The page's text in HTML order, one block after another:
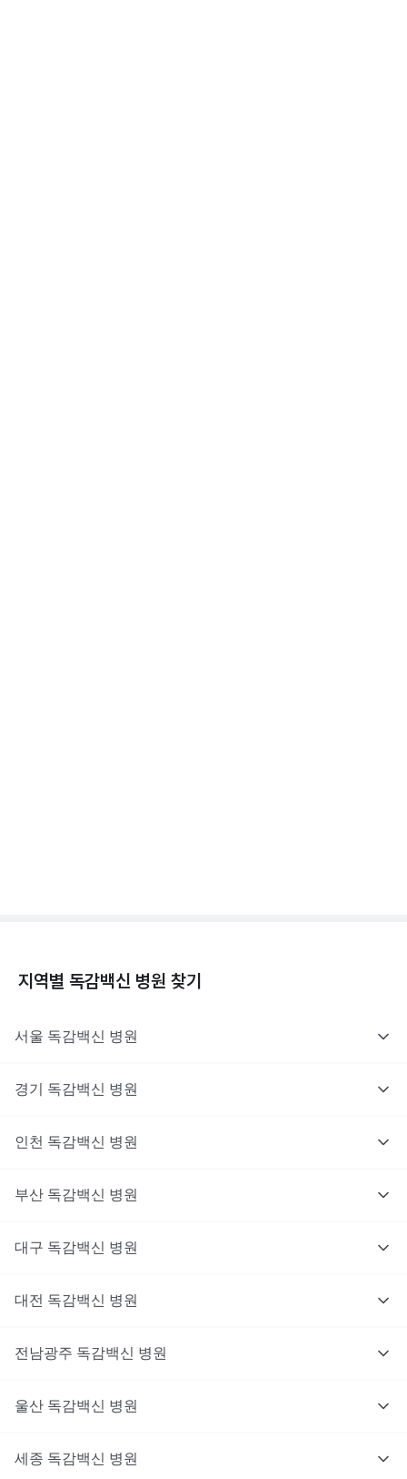
지역별 독감백신 병원 찾기
서울 독감백신 병원
경기 독감백신 병원
인천 독감백신 병원
부산 독감백신 병원
대구 독감백신 병원
대전 독감백신 병원
전남광주 독감백신 병원
울산 독감백신 병원
세종 독감백신 병원